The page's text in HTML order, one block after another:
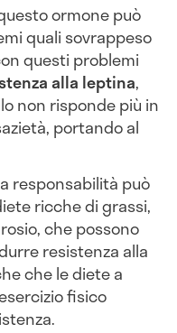
ormone può
quali sovrappeso
questi problemi
alla leptina,
non risponde più in
portando al
responsabilità può
ricche di grassi,
che possono
resistenza alla
che le diete a
fisico